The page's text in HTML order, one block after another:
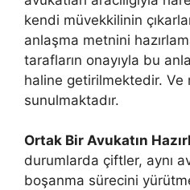
kendi müvekkilinin
anlaşma metnini
tarafların onayıyla bu
haline getirilmektedir. Ve
sunulmaktadır.
Ortak Bir Avukatın
durumlarda çiftler, aynı
boşanma sürecini